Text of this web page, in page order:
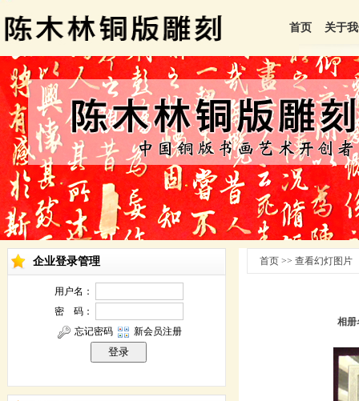
首页 关于
企业登录管理 首页 >> 查看幻灯图片
相册